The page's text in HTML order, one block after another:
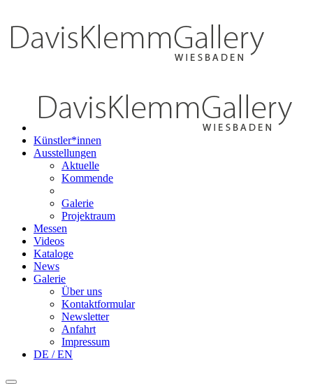
Künstler*innen
Ausstellungen
Aktuelle
Kommende
Galerie
Projektraum
Messen
Videos
Kataloge
News
Galerie
Über uns
Kontaktformular
Newsletter
Anfahrt
Impressum
DE / EN